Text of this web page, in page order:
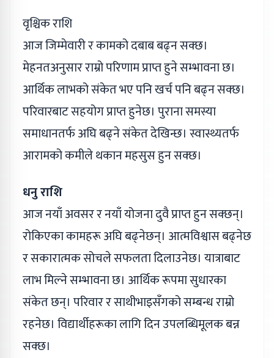
वृश्चिक राशि
आज जिम्मेवारी र कामको दबाब बढ्न सक्छ।
मेहनतअनुसार राम्रो परिणाम प्राप्त हुने सम्भावना छ।
आर्थिक लाभको संकेत भए पनि खर्च पनि बढ्न सक्छ।
परिवारबाट सहयोग प्राप्त हुनेछ। पुराना समस्या
समाधानतर्फ अघि बढ्ने संकेत देखिन्छ। स्वास्थ्यतर्फ
आरामको कमीले थकान महसुस हुन सक्छ।
धनु राशि
आज नयाँ अवसर र नयाँ योजना दुवै प्राप्त हुन सक्छन्।
रोकिएका कामहरू अघि बढ्नेछन्। आत्मविश्वास बढ्नेछ
र सकारात्मक सोचले सफलता दिलाउनेछ। यात्राबाट
लाभ मिल्ने सम्भावना छ। आर्थिक रूपमा सुधारका
संकेत छन्। परिवार र साथीभाइसँगको सम्बन्ध राम्रो
रहनेछ। विद्यार्थीहरूका लागि दिन उपलब्धिमूलक बन्न
सक्छ।